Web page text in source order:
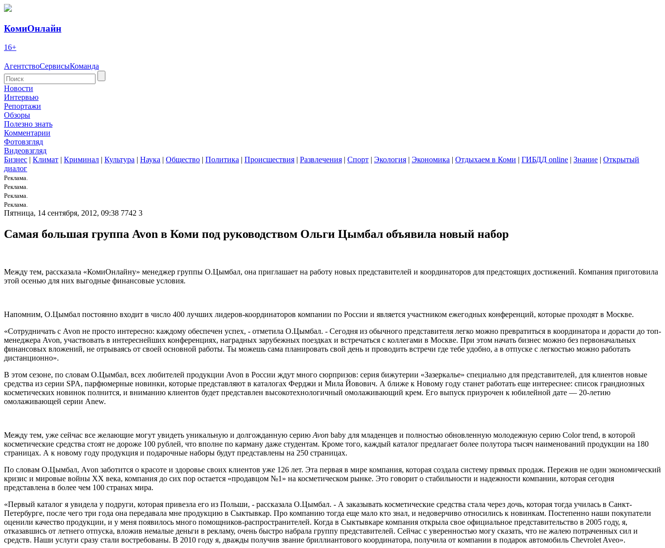
КомиОнлайн
16+
АгентствоСервисыКоманда
Новости
Интервью
Репортажи
Обзоры
Полезно знать
Комментарии
Фотовзгляд
Видеовзгляд
Бизнес | Климат | Криминал | Культура | Наука | Общество | Политика | Происшествия | Развлечения | Спорт | Экология | Экономика | Отдыхаем в Коми | ГИБДД online | Знание | Открытый
диалог
Реклама.
Реклама.
Реклама.
Реклама.
Пятница, 14 сентября, 2012, 09:38 7742 3
Самая большая группа Avon в Коми под руководством Ольги Цымбал объявила новый набор
Между тем, рассказала «КомиОнлайну» менеджер группы О.Цымбал, она приглашает на работу новых представителей и координаторов для предстоящих достижений. Компания приготовила
этой осенью для них выгодные финансовые условия.
Напомним, О.Цымбал постоянно входит в число 400 лучших лидеров-координаторов компании по России и является участником ежегодных конференций, которые проходят в Москве.
«Сотрудничать с Avon не просто интересно: каждому обеспечен успех, - отметила О.Цымбал. - Сегодня из обычного представителя легко можно превратиться в координатора и дорасти до топ-
менеджера Avon, участвовать в интереснейших конференциях, наградных зарубежных поездках и встречаться с коллегами в Москве. При этом начать бизнес можно без первоначальных
финансовых вложений, не отрываясь от своей основной работы. Ты можешь сама планировать свой день и проводить встречи где тебе удобно, а в отпуске с легкостью можно работать
дистанционно».
В этом сезоне, по словам О.Цымбал, всех любителей продукции Avon в России ждут много сюрпризов: серия бижутерии «Зазеркалье» специально для представителей, для клиентов новые
средства из серии SPA, парфюмерные новинки, которые представляют в каталогах Ферджи и Мила Йовович. А ближе к Новому году станет работать еще интереснее: список грандиозных
косметических новинок полнится, и вниманию клиентов будет представлен высокотехнологичный омолаживающий крем. Его выпуск приурочен к юбилейной дате — 20-летию
омолаживающей серии Anew.
Между тем, уже сейчас все желающие могут увидеть уникальную и долгожданную серию Avon baby для младенцев и полностью обновленную молодежную серию Color trend, в которой
косметические средства стоят не дороже 100 рублей, что вполне по карману даже студентам. Кроме того, каждый каталог предлагает более полутора тысяч наименований продукции на 180
страницах. А к новому году продукция и подарочные наборы будут представлены на 250 страницах.
По словам О.Цымбал, Avon заботится о красоте и здоровье своих клиентов уже 126 лет. Эта первая в мире компания, которая создала систему прямых продаж. Пережив не один экономический
кризис и мировые войны ХХ века, компания до сих пор остается «продавцом №1» на косметическом рынке. Это говорит о стабильности и надежности компании, которая сегодня
представлена в более чем 100 странах мира.
«Первый каталог я увидела у подруги, которая привезла его из Польши, - рассказала О.Цымбал. - А заказывать косметические средства стала через дочь, которая тогда училась в Санкт-
Петербурге, после чего три года она передавала мне продукцию в Сыктывкар. Про компанию тогда еще мало кто знал, и недоверчиво относились к новинкам. Постепенно наши покупатели
оценили качество продукции, и у меня появилось много помощников-распространителей. Когда в Сыктывкаре компания открыла свое официальное представительство в 2005 году, я,
отказавшись от летнего отпуска, вложив немалые деньги в рекламу, очень быстро набрала группу представителей. Сейчас с уверенностью могу сказать, что не жалею потраченных сил и
средств. Наши услуги сразу стали востребованы. В 2010 году я, дважды получив звание бриллиантового координатора, получила от компании в подарок автомобиль Сhevrolet Aveo».